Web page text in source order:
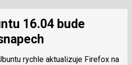
rychle aktualizuje Firefox na